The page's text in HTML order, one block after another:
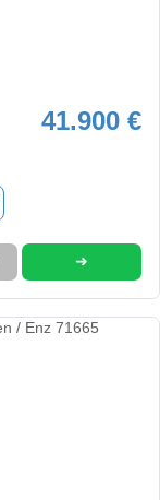
41.900 €
➜